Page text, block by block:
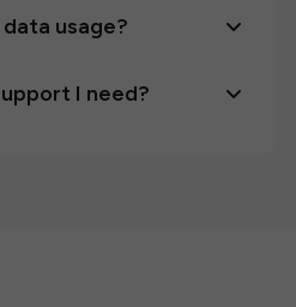
usage?
I need?